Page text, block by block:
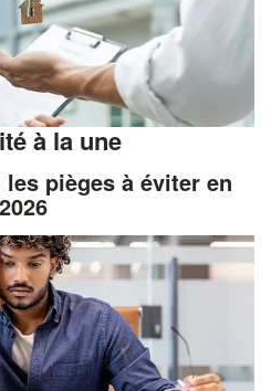
à la une
pièges à éviter en
2026